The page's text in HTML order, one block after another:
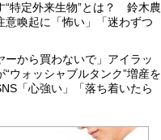
“特定外来生物”とは？ 鈴木農
意喚起に「怖い」「迷わずつ
ーから買わないで」アイラッ
“ウォッシャブルタンク”増産を
「心強い」「落ち着いたら